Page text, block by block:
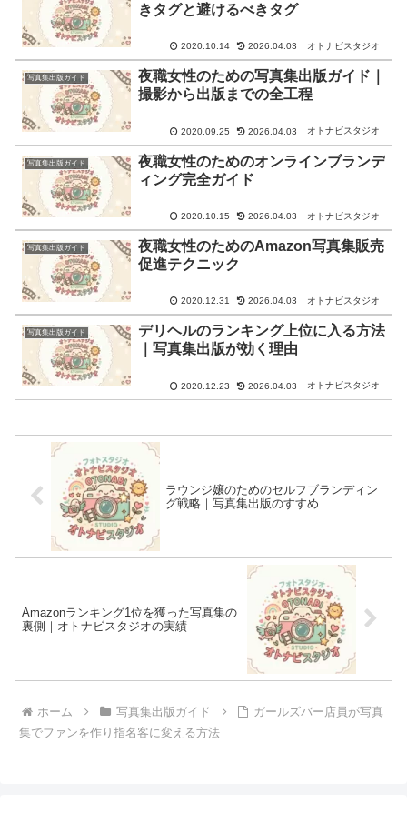
きタグと避けるべきタグ
2020.10.14 2026.04.03 オトナビスタジオ
写真集出版ガイド
夜職女性のための写真集出版ガイド｜
撮影から出版までの全工程
2020.09.25 2026.04.03 オトナビスタジオ
写真集出版ガイド
夜職女性のためのオンラインブランデ
ィング完全ガイド
2020.10.15 2026.04.03 オトナビスタジオ
写真集出版ガイド
夜職女性のためのAmazon写真集販売
促進テクニック
2020.12.31 2026.04.03 オトナビスタジオ
写真集出版ガイド
デリヘルのランキング上位に入る方法
｜写真集出版が効く理由
2020.12.23 2026.04.03 オトナビスタジオ
ラウンジ嬢のためのセルフブランディン
グ戦略｜写真集出版のすすめ
Amazonランキング1位を獲った写真集の
裏側｜オトナビスタジオの実績
ホーム 写真集出版ガイド
ガールズバー店員が写真
集でファンを作り指名客に変える方法